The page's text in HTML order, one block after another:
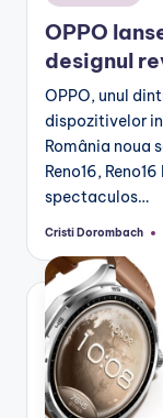
in
OPPO
designul
OPPO, unul
dispozitivelor
România noua
Reno16,
spectaculos…
Posted
Cristi Dorombach